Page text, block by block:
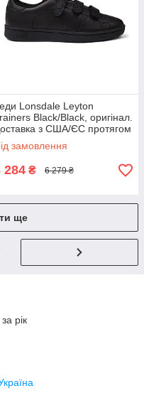
Lonsdale Leyton
Black/Black, оригінал.
з США/ЄС протягом
днівзамовлення
284 ₴ 6 279 ₴
ще
рік